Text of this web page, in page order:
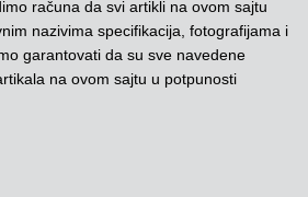
računa da svi artikli na ovom sajtu
nazivima specifikacija, fotografijama i
garantovati da su sve navedene
na ovom sajtu u potpunosti